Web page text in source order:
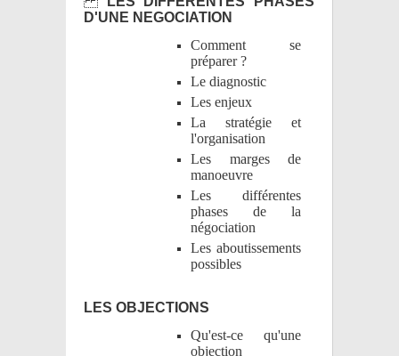
D'UNE NEGOCIATION
Comment se
préparer ?
Le diagnostic
Les enjeux
La stratégie et
l'organisation
Les marges de
manoeuvre
Les différentes
phases de la
négociation
Les aboutissements
possibles
LES OBJECTIONS
Qu'est-ce qu'une
objection